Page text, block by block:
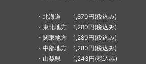
・北海道 1,870円(税込み)
・東北地方 1,280円(税込み)
・関東地方 1,280円(税込み)
・中部地方 1,280円(税込み)
・山梨県 1,243円(税込み)